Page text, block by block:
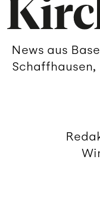
News aus
Schaffhausen,